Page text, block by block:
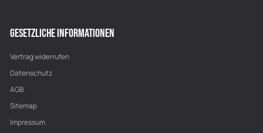
GESETZLICHE INFORMATIONEN
Vertrag widerrufen
Datenschutz
AGB
Sitemap
Impressum